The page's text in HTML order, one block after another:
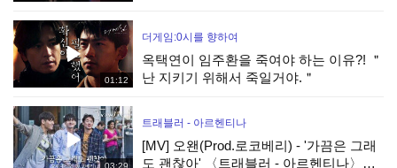
01:12
더게임:0시를 향하여
옥택연이 임주환을 죽여야 하는 이유?! ＂
난 지키기 위해서 죽일거야.＂
03:29
트래블러 - 아르헨티나
[MV] 오왠(Prod.로코베리) - '가끔은 그래
도 괜찮아' 〈트래블러 - 아르헨티나〉